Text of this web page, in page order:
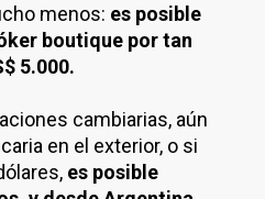
menos: es posible
boutique por tan
5.000.
cambiarias, aún
en el exterior, o si
es posible